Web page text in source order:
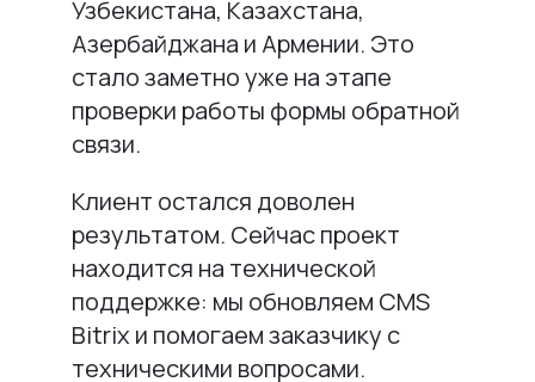
Узбекистана, Казахстана,
Азербайджана и Армении. Это
стало заметно уже на этапе
проверки работы формы обратной
связи.
Клиент остался доволен
результатом. Сейчас проект
находится на технической
поддержке: мы обновляем CMS
Bitrix и помогаем заказчику с
техническими вопросами.